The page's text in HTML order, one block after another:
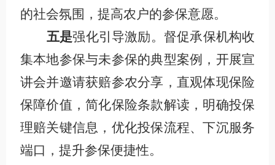
的社会氛围，提高农户的参保意愿。
五是强化引导激励。督促承保机构收
集本地参保与未参保的典型案例，开展宣
讲会并邀请获赔参农分享，直观体现保险
保障价值，简化保险条款解读，明确投保
理赔关键信息，优化投保流程、下沉服务
端口，提升参保便捷性。